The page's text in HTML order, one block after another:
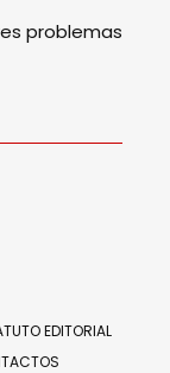
problemas
EDITORIAL